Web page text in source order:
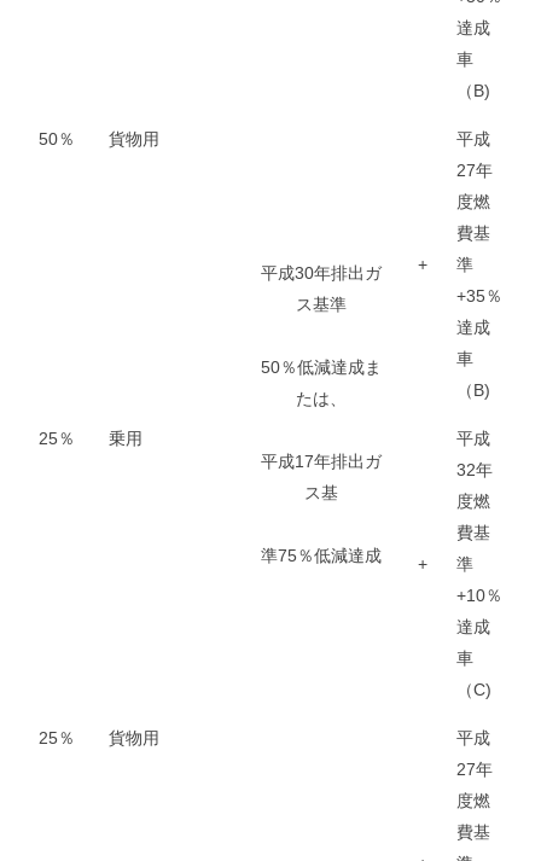
平成30年排出ガ
ス基準
50％低減達成ま
たは、
平成17年排出ガ
ス基
準75％低減達成
達成
車
（B)
50％ 貨物用
+
平成
27年
度燃
費基
準
+35％
達成
車
（B)
25％ 乗用
+
平成
32年
度燃
費基
準
+10％
達成
車
（C)
25％ 貨物用
平成
27年
度燃
費基